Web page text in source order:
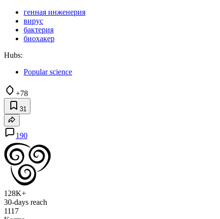
генная инженерия
вирус
бактерия
биохакер
Hubs:
Popular science
+78
31
190
128K+
30-days reach
1117